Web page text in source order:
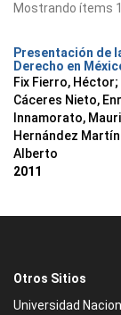
Mostrando ítems
Presentación de
Derecho en
Fix Fierro, Héctor;
Cáceres Nieto,
Innamorato,
Hernández
Alberto
2011
Otros Sitios
Universidad